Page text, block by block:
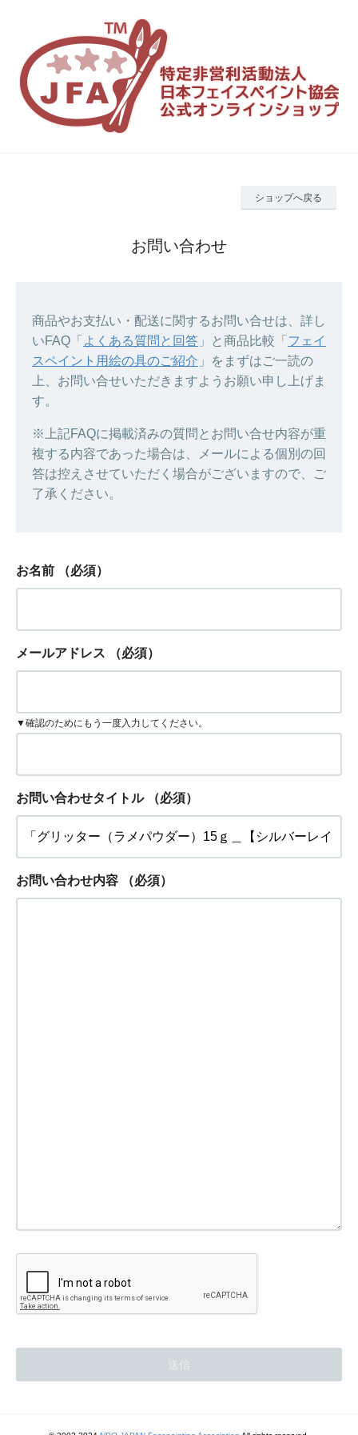
ショップへ戻る
お問い合わせ
商品やお支払い・配送に関するお問い合せは、詳し
いFAQ「 よくある質問と回答 」と商品比較「 フェイ
スペイント用絵の具のご紹介 」をまずはご一読の
上、お問い合せいただきますようお願い申し上げま
す。
※上記FAQに掲載済みの質問とお問い合せ内容が重
複する内容であった場合は、メールによる個別の回
答は控えさせていただく場合がございますので、ご
了承ください。
お名前 （必須）
メールアドレス （必須）
▼確認のためにもう一度入力してください。
お問い合わせタイトル （必須）
お問い合わせ内容 （必須）